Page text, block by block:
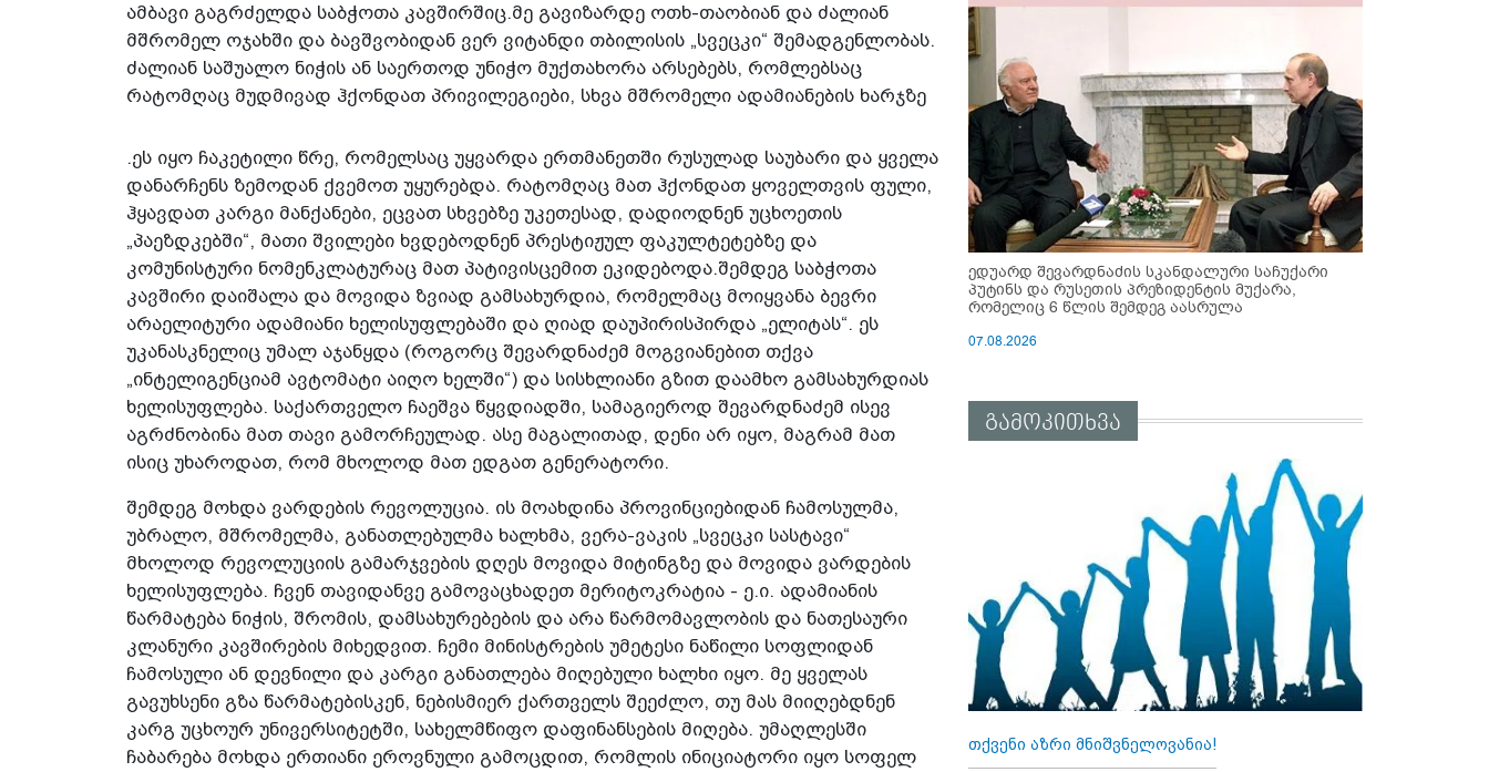
ამბავი გაგრძელდა საბჭოთა კავშირშიც.მე გავიზარდე ოთხ-თაობიან და ძალიან
მშრომელ ოჯახში და ბავშვობიდან ვერ ვიტანდი თბილისის „სვეცკი“ შემადგენლობას.
ძალიან საშუალო ნიჭის ან საერთოდ უნიჭო მუქთახორა არსებებს, რომლებსაც
რატომღაც მუდმივად ჰქონდათ პრივილეგიები, სხვა მშრომელი ადამიანების ხარჯზე
.ეს იყო ჩაკეტილი წრე, რომელსაც უყვარდა ერთმანეთში რუსულად საუბარი და ყველა
დანარჩენს ზემოდან ქვემოთ უყურებდა. რატომღაც მათ ჰქონდათ ყოველთვის ფული,
ჰყავდათ კარგი მანქანები, ეცვათ სხვებზე უკეთესად, დადიოდნენ უცხოეთის
„პაეზდკებში“, მათი შვილები ხვდებოდნენ პრესტიჟულ ფაკულტეტებზე და
კომუნისტური ნომენკლატურაც მათ პატივისცემით ეკიდებოდა.შემდეგ საბჭოთა
კავშირი დაიშალა და მოვიდა ზვიად გამსახურდია, რომელმაც მოიყვანა ბევრი
არაელიტური ადამიანი ხელისუფლებაში და ღიად დაუპირისპირდა „ელიტას“. ეს
უკანასკნელიც უმალ აჯანყდა (როგორც შევარდნაძემ მოგვიანებით თქვა
„ინტელიგენციამ ავტომატი აიღო ხელში“) და სისხლიანი გზით დაამხო გამსახურდიას
ხელისუფლება. საქართველო ჩაეშვა წყვდიადში, სამაგიეროდ შევარდნაძემ ისევ
აგრძნობინა მათ თავი გამორჩეულად. ასე მაგალითად, დენი არ იყო, მაგრამ მათ
ისიც უხაროდათ, რომ მხოლოდ მათ ედგათ გენერატორი.
შემდეგ მოხდა ვარდების რევოლუცია. ის მოახდინა პროვინციებიდან ჩამოსულმა,
უბრალო, მშრომელმა, განათლებულმა ხალხმა, ვერა-ვაკის „სვეცკი სასტავი“
მხოლოდ რევოლუციის გამარჯვების დღეს მოვიდა მიტინგზე და მოვიდა ვარდების
ხელისუფლება. ჩვენ თავიდანვე გამოვაცხადეთ მერიტოკრატია - ე.ი. ადამიანის
წარმატება ნიჭის, შრომის, დამსახურებების და არა წარმომავლობის და ნათესაური
კლანური კავშირების მიხედვით. ჩემი მინისტრების უმეტესი ნაწილი სოფლიდან
ჩამოსული ან დევნილი და კარგი განათლება მიღებული ხალხი იყო. მე ყველას
გავუხსენი გზა წარმატებისკენ, ნებისმიერ ქართველს შეეძლო, თუ მას მიიღებდნენ
კარგ უცხოურ უნივერსიტეტში, სახელმწიფო დაფინანსების მიღება. უმაღლესში
ჩაბარება მოხდა ერთიანი ეროვნული გამოცდით, რომლის ინიციატორი იყო სოფელ
ედუარდ შევარდნაძის სკანდალური საჩუქარი
პუტინს და რუსეთის პრეზიდენტის მუქარა,
რომელიც 6 წლის შემდეგ აასრულა
07.08.2026
გამოკითხვა
თქვენი აზრი მნიშვნელოვანია!